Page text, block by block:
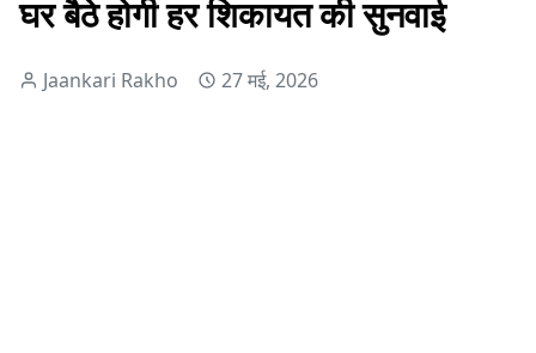
घर बैठे होगी हर शिकायत की सुनवाई
Jaankari Rakho 27 मई, 2026